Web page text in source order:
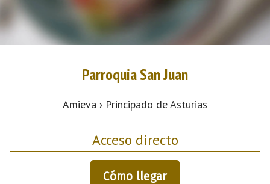
Parroquia San Juan
Amieva › Principado de Asturias
Acceso directo
Cómo llegar